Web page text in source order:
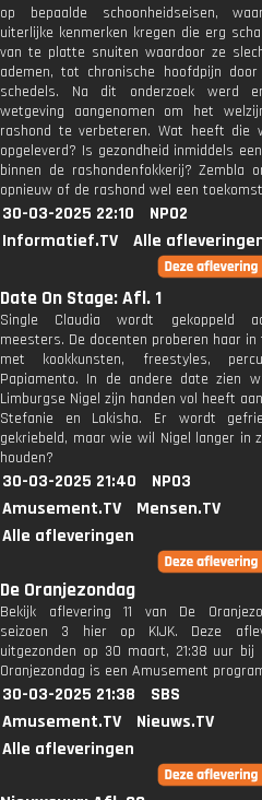
op bepaalde schoonheidseisen,
uiterlijke kenmerken kregen die erg
van te platte snuiten waardoor ze
ademen, tot chronische hoofdpijn
schedels. Na dit onderzoek werd
wetgeving aangenomen om het
rashond te verbeteren. Wat heeft die
opgeleverd? Is gezondheid inmiddels
binnen de rashondenfokkerij? Zembla
opnieuw of de rashond wel een
30-03-2025 22:10
NPO2
Informatief.TV
Alle
Date On Stage: Afl. 1
Single Claudia wordt gekoppeld
meesters. De docenten proberen haar in
met kookkunsten, freestyles,
Papiamento. In de andere date zien
Limburgse Nigel zijn handen vol heeft
Stefanie en Lakisha. Er wordt
gekriebeld, maar wie wil Nigel langer in
houden?
30-03-2025 21:40
NPO3
Amusement.TV
Mensen.TV
Alle afleveringen
De Oranjezondag
Bekijk aflevering 11 van De
seizoen 3 hier op KIJK. Deze
uitgezonden op 30 maart, 21:38 uur bij
Oranjezondag is een Amusement
30-03-2025 21:38
SBS
Amusement.TV
Nieuws.TV
Alle afleveringen